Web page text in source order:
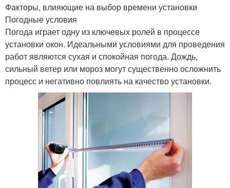
Факторы, влияющие на выбор времени установки
Погодные условия
Погода играет одну из ключевых ролей в процессе
установки окон. Идеальными условиями для проведения
работ являются сухая и спокойная погода. Дождь,
сильный ветер или мороз могут существенно осложнить
процесс и негативно повлиять на качество установки.